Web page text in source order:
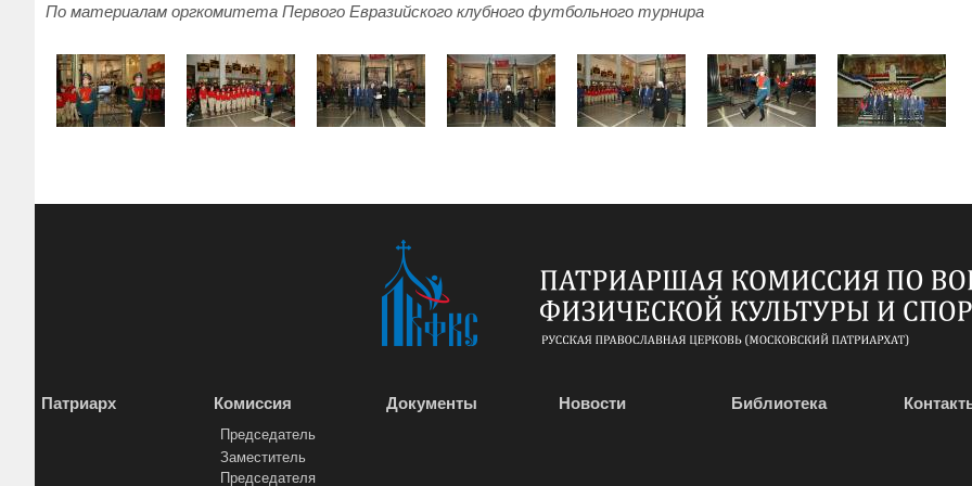
По материалам оргкомитета Первого Евразийского клубного футбольного турнира
Патриарх Комиссия
Председатель
Заместитель
Председателя
Документы Новости Библиотека